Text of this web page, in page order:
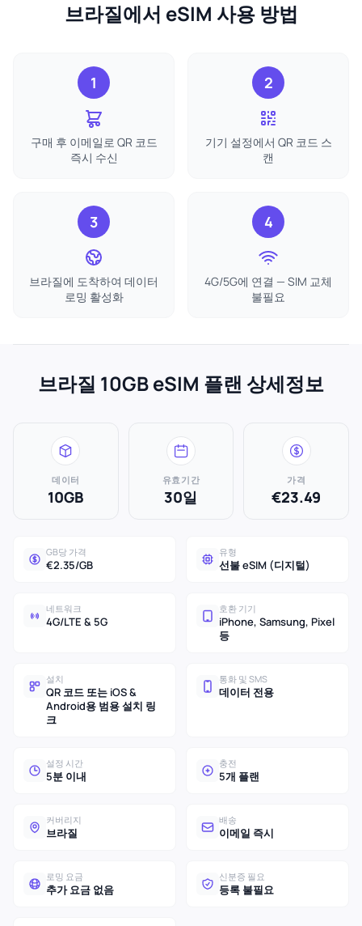
브라질에서 eSIM 사용 방법
1
구매 후 이메일로 QR 코드
즉시 수신
2
기기 설정에서 QR 코드 스
캔
3
브라질에 도착하여 데이터
로밍 활성화
4
4G/5G에 연결 — SIM 교체
불필요
브라질 10GB eSIM 플랜 상세정보
데이터
10GB
유효기간
30일
가격
€23.49
GB당 가격
€2.35/GB
유형
선불 eSIM (디지털)
네트워크
4G/LTE & 5G
호환 기기
iPhone, Samsung, Pixel
등
설치
QR 코드 또는 iOS &
Android용 범용 설치 링
크
통화 및 SMS
데이터 전용
설정 시간
5분 이내
충전
5개 플랜
커버리지
브라질
배송
이메일 즉시
로밍 요금
추가 요금 없음
신분증 필요
등록 불필요